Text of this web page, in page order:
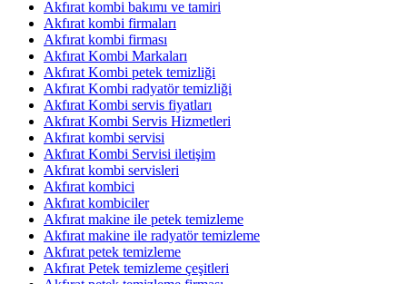
Akfırat kombi bakımı ve tamiri
Akfırat kombi firmaları
Akfırat kombi firması
Akfırat Kombi Markaları
Akfırat Kombi petek temizliği
Akfırat Kombi radyatör temizliği
Akfırat Kombi servis fiyatları
Akfırat Kombi Servis Hizmetleri
Akfırat kombi servisi
Akfırat Kombi Servisi iletişim
Akfırat kombi servisleri
Akfırat kombici
Akfırat kombiciler
Akfırat makine ile petek temizleme
Akfırat makine ile radyatör temizleme
Akfırat petek temizleme
Akfırat Petek temizleme çeşitleri